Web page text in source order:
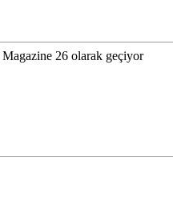
26 olarak geçiyor